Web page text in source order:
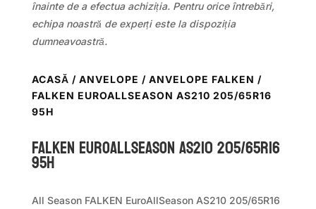
înainte de a efectua achiziția. Pentru orice întrebări,
echipa noastră de experți este la dispoziția
dumneavoastră.
ACASĂ / ANVELOPE / ANVELOPE FALKEN /
FALKEN EUROALLSEASON AS210 205/65R16
95H
Falken EUROALLSEASON AS210 205/65R16
95H
All Season FALKEN EuroAllSeason AS210 205/65R16